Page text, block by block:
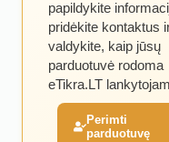
papildykite
pridėkite kontaktus
valdykite, kaip jūsų
parduotuvė rodoma
eTikra.LT
Perimti
parduotuvę